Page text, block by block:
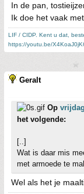
In de pan,
Ik doe het vaak
LIF / CIDP. Kent u dat,
https://youtu.be/
Geralt
Op
het volgende:
[..]
Wat is daar mis
met armoede te
Wel als het je